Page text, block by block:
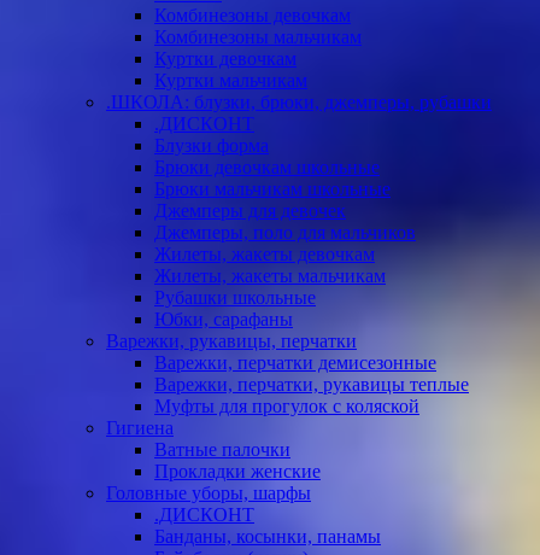
Комбинезоны девочкам
Комбинезоны мальчикам
Куртки девочкам
Куртки мальчикам
.ШКОЛА: блузки, брюки, джемперы, рубашки
.ДИСКОНТ
Блузки форма
Брюки девочкам школьные
Брюки мальчикам школьные
Джемперы для девочек
Джемперы, поло для мальчиков
Жилеты, жакеты девочкам
Жилеты, жакеты мальчикам
Рубашки школьные
Юбки, сарафаны
Варежки, рукавицы, перчатки
Варежки, перчатки демисезонные
Варежки, перчатки, рукавицы теплые
Муфты для прогулок с коляской
Гигиена
Ватные палочки
Прокладки женские
Головные уборы, шарфы
.ДИСКОНТ
Банданы, косынки, панамы